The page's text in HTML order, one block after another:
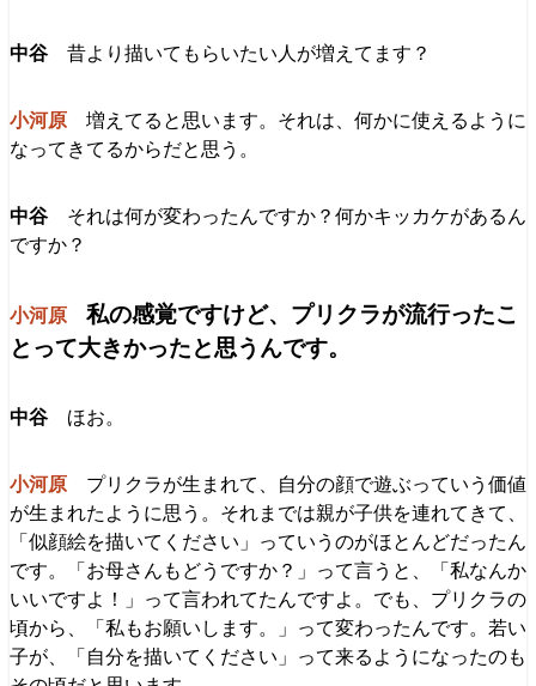
昔より描いてもらいたい人が増えてます？
増えてると思います。それは、何かに使えるように
なってきてるからだと思う。
それは何が変わったんですか？何かキッカケがあるん
ですか？
私の感覚ですけど、プリクラが流行ったこ
とって大きかったと思うんです。
ほお。
プリクラが生まれて、自分の顔で遊ぶっていう価値
が生まれたように思う。それまでは親が子供を連れてきて、
「似顔絵を描いてください」っていうのがほとんどだったん
です。「お母さんもどうですか？」って言うと、「私なんか
いいですよ！」って言われてたんですよ。でも、プリクラの
頃から、「私もお願いします。」って変わったんです。若い
子が、「自分を描いてください」って来るようになったのも